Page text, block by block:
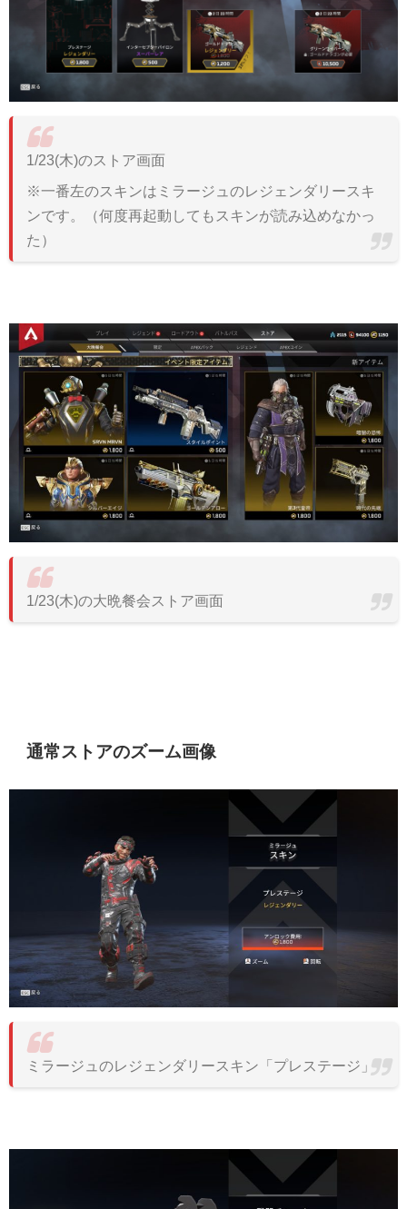
1/23(木)のストア画面
※一番左のスキンはミラージュのレジェンダリースキ
ンです。（何度再起動してもスキンが読み込めなかっ
た）
1/23(木)の大晩餐会ストア画面
通常ストアのズーム画像
ミラージュのレジェンダリースキン「プレステージ」